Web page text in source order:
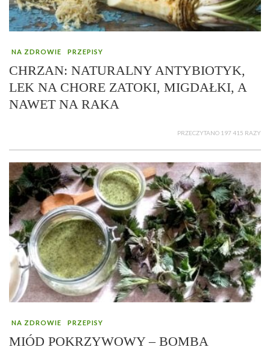
NA ZDROWIE PRZEPISY
CHRZAN: NATURALNY ANTYBIOTYK,
LEK NA CHORE ZATOKI, MIGDAŁKI, A
NAWET NA RAKA
PRZECZYTANO 197 415 RAZY
NA ZDROWIE PRZEPISY
MIÓD POKRZYWOWY – BOMBA